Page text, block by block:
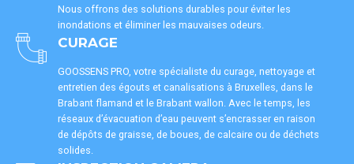
Nous offrons des solutions durables pour éviter les
inondations et éliminer les mauvaises odeurs.
CURAGE
GOOSSENS PRO, votre spécialiste du curage, nettoyage et
entretien des égouts et canalisations à Bruxelles, dans le
Brabant flamand et le Brabant wallon. Avec le temps, les
réseaux d’évacuation d’eau peuvent s’encrasser en raison
de dépôts de graisse, de boues, de calcaire ou de déchets
solides.